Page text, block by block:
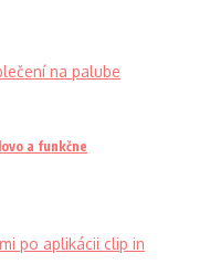
a funkčne